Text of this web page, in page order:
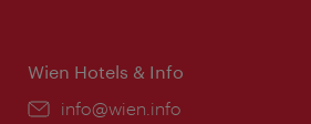
Wien Hotels & Info
E-
info@wien.info